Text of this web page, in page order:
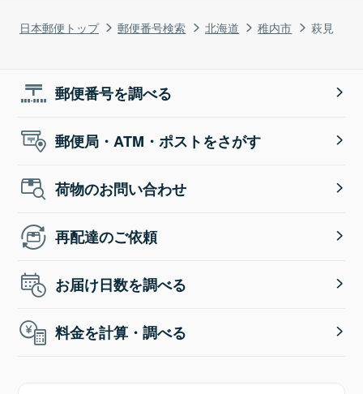
日本郵便トップ 郵便番号検索 北海道 稚内市 萩見
郵便番号を調べる
郵便局・ATM・ポストをさがす
荷物のお問い合わせ
再配達のご依頼
お届け日数を調べる
料金を計算・調べる